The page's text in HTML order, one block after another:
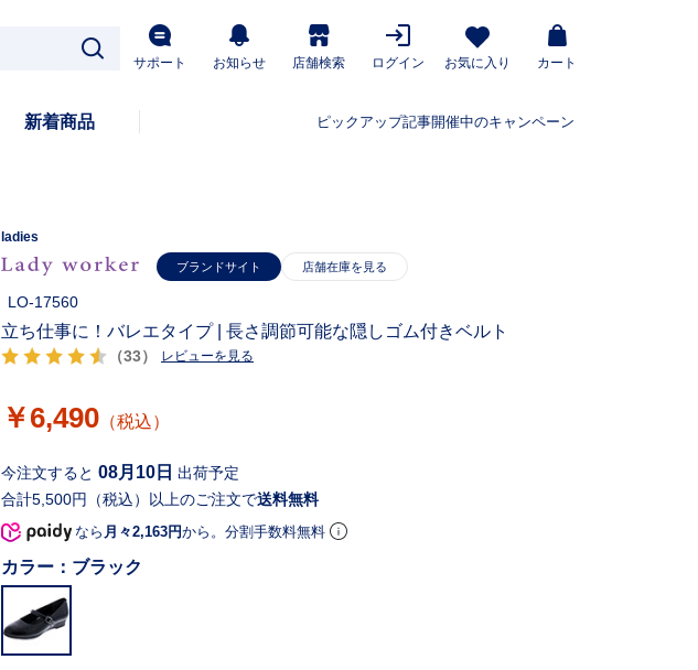
サポート お知らせ 店舗検索 ログイン お気に入り カート
新着商品 ピックアップ記事開催中のキャンペーン
ladies
ブランドサイト
LO-17560
（33） レビューを見る
立ち仕事に！バレエタイプ | 長さ調節可能な隠しゴム付きベルト
￥6,490 （税込）
合計5,500円（税込）以上のご注文で送料無料
今注文すると 08月10日 出荷予定
なら 月々2,163円から。分割手数料無料
カラー： ブラック